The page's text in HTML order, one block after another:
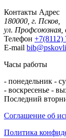
Контакты Адрес
180000, г. Псков,
ул. Профсоюзная,
Телефон +7(8112)
E-mail
Часы работы
- понедельник -
- воскресенье -
Последний
Соглашение об
Политика